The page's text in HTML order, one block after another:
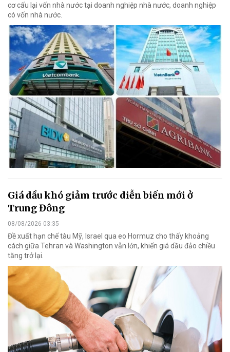
cơ cấu lại vốn nhà nước tại doanh nghiệp nhà nước, doanh nghiệp
có vốn nhà nước.
Giá dầu khó giảm trước diễn biến mới ở
Trung Đông
08/08/2026 03:35
Đề xuất hạn chế tàu Mỹ, Israel qua eo Hormuz cho thấy khoảng
cách giữa Tehran và Washington vẫn lớn, khiến giá dầu đảo chiều
tăng trở lại.